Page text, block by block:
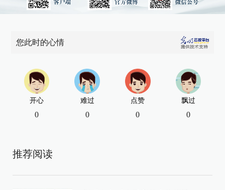
您此时的心情
开心
0
难过
0
点赞
0
飘过
0
推荐阅读